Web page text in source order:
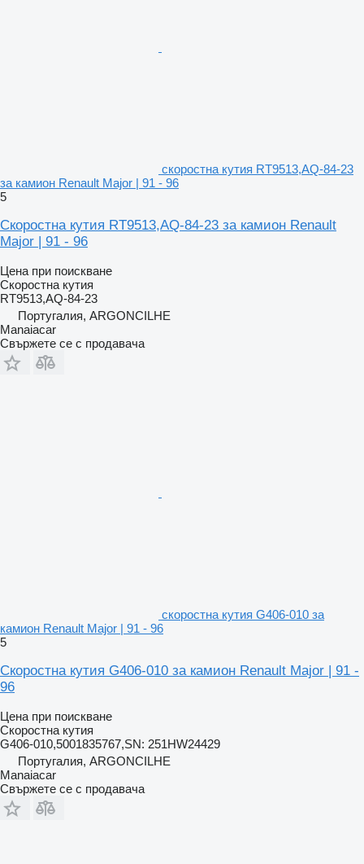
скоростна кутия RT9513,AQ-84-23
за камион Renault Major | 91 - 96
5
Скоростна кутия RT9513,AQ-84-23 за камион Renault
Major | 91 - 96
Цена при поискване
Скоростна кутия
RT9513,AQ-84-23
Португалия, ARGONCILHE
Manaiacar
Свържете се с продавача
скоростна кутия G406-010 за
камион Renault Major | 91 - 96
5
Скоростна кутия G406-010 за камион Renault Major | 91 -
96
Цена при поискване
Скоростна кутия
G406-010,5001835767,SN: 251HW24429
Португалия, ARGONCILHE
Manaiacar
Свържете се с продавача